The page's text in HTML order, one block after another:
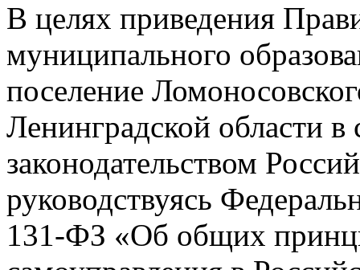
В целях приведения
муниципального
поселение
Ленинградской области
законодательством
руководствуясь
131-ФЗ «Об общих